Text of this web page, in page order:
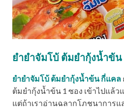
ยำยำจัมโบ้ ต้มยำกุ้งน้ำข้น
ยำยำจัมโบ้ ต้มยำกุ้งน้ำข้น กี่แคล
ต้มยำกุ้งน้ำข้น 1 ซอง เข้าไปแล้
แต่ถ้าเราอ่านฉลากโภชนาการแ